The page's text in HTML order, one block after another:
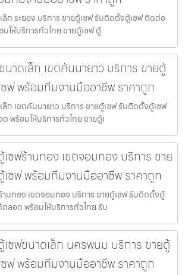
ล็ก ระยอง บริการ ขายตู้เซฟ รับติดตั้งตู้เซฟ ติดต่อ
ให้บริการทั่วไทย ขายตู้เซฟ ตู้
นาดเล็ก เขตคันนายาว บริการ ขายตู้
ฟ พร้อมทีมงานมืออาชีพ ราคาถูก
ล็ก เขตคันนายาว บริการ ขายตู้เซฟ รับติดตั้งตู้เซฟ
พร้อมให้บริการทั่วไทย ขายตู้เ
ซฟร้านทอง เขตจอมทอง บริการ ขาย
ซฟ พร้อมทีมงานมืออาชีพ ราคาถูก
นทอง เขตจอมทอง บริการ ขายตู้เซฟ รับติดตั้งตู้
ลอด พร้อมให้บริการทั่วไทย รับ
ซฟขนาดเล็ก นครพนม บริการ ขายตู้
ฟ พร้อมทีมงานมืออาชีพ ราคาถูก